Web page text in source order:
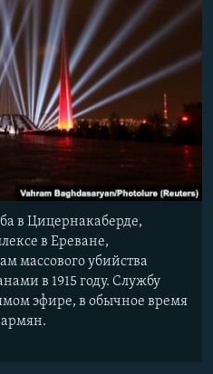
в Цицернакаберде,
в Ереване,
массового убийства
в 1915 году. Службу
эфире, в обычное время